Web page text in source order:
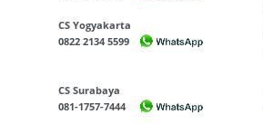
CS Yogyakarta
0822 2134 5599
CS Surabaya
081-1757-7444